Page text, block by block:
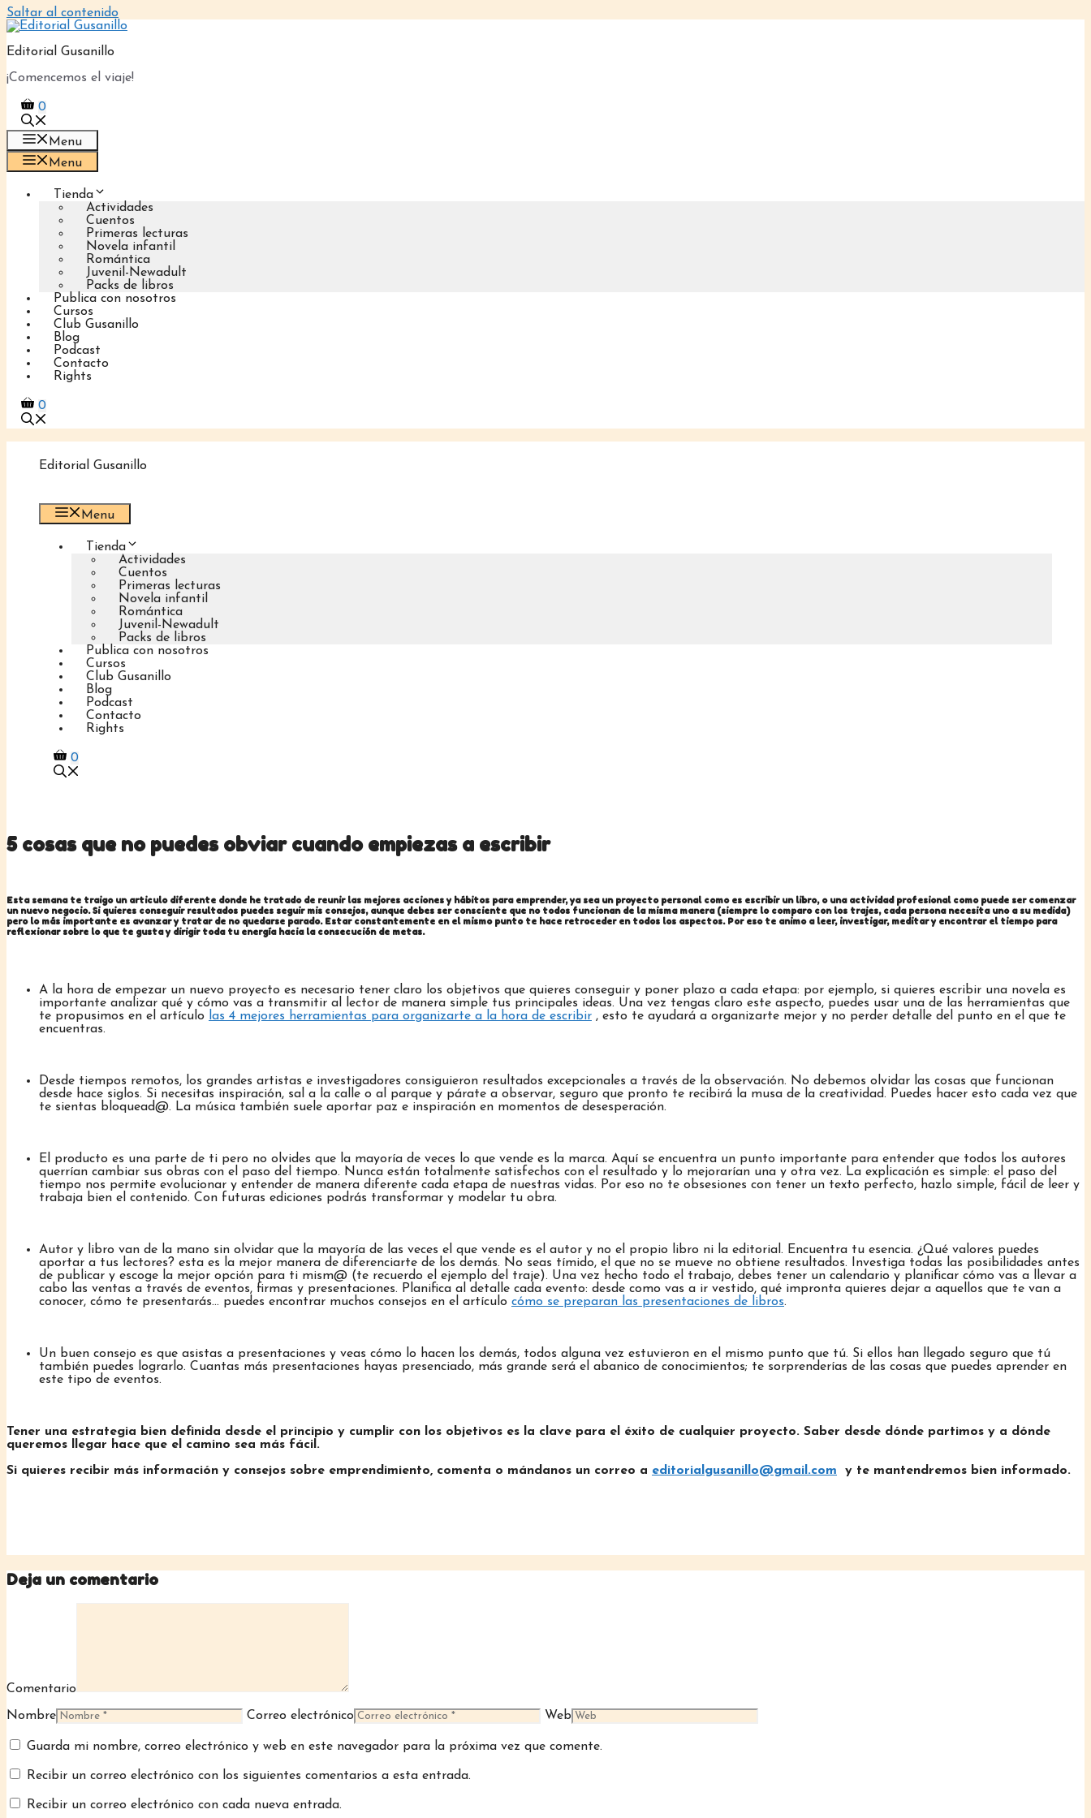
Saltar al contenido
Editorial Gusanillo
¡Comencemos el viaje!
0
Menu
Menu
Tienda
Actividades
Cuentos
Primeras lecturas
Novela infantil
Romántica
Juvenil-Newadult
Packs de libros
Publica con nosotros
Cursos
Club Gusanillo
Blog
Podcast
Contacto
Rights
0
Editorial Gusanillo
Menu
Tienda
Actividades
Cuentos
Primeras lecturas
Novela infantil
Romántica
Juvenil-Newadult
Packs de libros
Publica con nosotros
Cursos
Club Gusanillo
Blog
Podcast
Contacto
Rights
0
5 cosas que no puedes obviar cuando empiezas a escribir
Esta semana te traigo un articulo diferente donde he tratado de reunir las mejores acciones y hábitos para emprender, ya sea un proyecto personal como es escribir un libro, o una actividad profesional como puede ser comenzar
un nuevo negocio. Si quieres conseguir resultados puedes seguir mis consejos, aunque debes ser consciente que no todos funcionan de la misma manera (siempre lo comparo con los trajes, cada persona necesita uno a su medida)
pero lo más importante es avanzar y tratar de no quedarse parado. Estar constantemente en el mismo punto te hace retroceder en todos los aspectos. Por eso te animo a leer, investigar, meditar y encontrar el tiempo para
reflexionar sobre lo que te gusta y dirigir toda tu energía hacia la consecución de metas.
A la hora de empezar un nuevo proyecto es necesario tener claro los objetivos que quieres conseguir y poner plazo a cada etapa: por ejemplo, si quieres escribir una novela es
importante analizar qué y cómo vas a transmitir al lector de manera simple tus principales ideas. Una vez tengas claro este aspecto, puedes usar una de las herramientas que
te propusimos en el artículo las 4 mejores herramientas para organizarte a la hora de escribir , esto te ayudará a organizarte mejor y no perder detalle del punto en el que te
encuentras.
Desde tiempos remotos, los grandes artistas e investigadores consiguieron resultados excepcionales a través de la observación. No debemos olvidar las cosas que funcionan
desde hace siglos. Si necesitas inspiración, sal a la calle o al parque y párate a observar, seguro que pronto te recibirá la musa de la creatividad. Puedes hacer esto cada vez que
te sientas bloquead@. La música también suele aportar paz e inspiración en momentos de desesperación.
El producto es una parte de ti pero no olvides que la mayoría de veces lo que vende es la marca. Aquí se encuentra un punto importante para entender que todos los autores
querrían cambiar sus obras con el paso del tiempo. Nunca están totalmente satisfechos con el resultado y lo mejorarían una y otra vez. La explicación es simple: el paso del
tiempo nos permite evolucionar y entender de manera diferente cada etapa de nuestras vidas. Por eso no te obsesiones con tener un texto perfecto, hazlo simple, fácil de leer y
trabaja bien el contenido. Con futuras ediciones podrás transformar y modelar tu obra.
Autor y libro van de la mano sin olvidar que la mayoría de las veces el que vende es el autor y no el propio libro ni la editorial. Encuentra tu esencia. ¿Qué valores puedes
aportar a tus lectores? esta es la mejor manera de diferenciarte de los demás. No seas tímido, el que no se mueve no obtiene resultados. Investiga todas las posibilidades antes
de publicar y escoge la mejor opción para ti mism@ (te recuerdo el ejemplo del traje). Una vez hecho todo el trabajo, debes tener un calendario y planificar cómo vas a llevar a
cabo las ventas a través de eventos, firmas y presentaciones. Planifica al detalle cada evento: desde como vas a ir vestido, qué impronta quieres dejar a aquellos que te van a
conocer, cómo te presentarás… puedes encontrar muchos consejos en el artículo cómo se preparan las presentaciones de libros.
Un buen consejo es que asistas a presentaciones y veas cómo lo hacen los demás, todos alguna vez estuvieron en el mismo punto que tú. Si ellos han llegado seguro que tú
también puedes lograrlo. Cuantas más presentaciones hayas presenciado, más grande será el abanico de conocimientos; te sorprenderías de las cosas que puedes aprender en
este tipo de eventos.
Tener una estrategia bien definida desde el principio y cumplir con los objetivos es la clave para el éxito de cualquier proyecto. Saber desde dónde partimos y a dónde
queremos llegar hace que el camino sea más fácil.
Si quieres recibir más información y consejos sobre emprendimiento, comenta o mándanos un correo a editorialgusanillo@gmail.com y te mantendremos bien informado.
Deja un comentario
Comentario
Nombre Correo electrónico Web
Guarda mi nombre, correo electrónico y web en este navegador para la próxima vez que comente.
Recibir un correo electrónico con los siguientes comentarios a esta entrada.
Recibir un correo electrónico con cada nueva entrada.